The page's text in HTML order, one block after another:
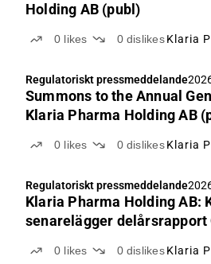
Holding AB (publ)
0 likes 0 dislikes Klaria
Regulatoriskt pressmeddelande
Summons to the Annual
Klaria Pharma Holding AB
0 likes 0 dislikes Klaria
Regulatoriskt pressmeddelande
Klaria Pharma Holding AB:
senarelägger delårsrapport
0 likes 0 dislikes Klaria